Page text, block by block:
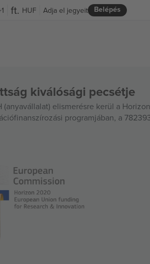
HUF Belépés
Adja el jegyeit
kiválósági pecsétje
(anyavállalat) elismerésre kerül a
programjában, a